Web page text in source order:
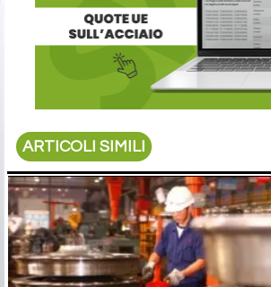
ARTICOLI SIMILI